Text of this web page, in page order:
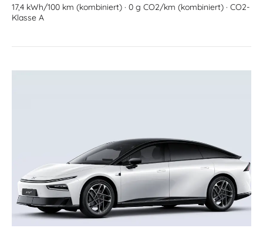
17,4 kWh/100 km (kombiniert) · 0 g CO2/km (kombiniert) · CO2-
Klasse A